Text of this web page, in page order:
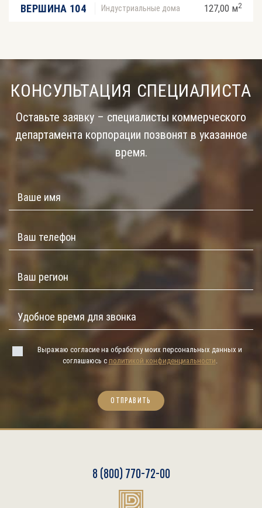
ВЕРШИНА 104 Индустриальные дома 127,00 м2
КОНСУЛЬТАЦИЯ СПЕЦИАЛИСТА
Оставьте заявку – специалисты коммерческого
департамента корпорации позвонят в указанное
время.
Выражаю согласие на обработку моих персональных данных и
соглашаюсь с политикой конфиденциальности.
ОТПРАВИТЬ
8 (800) 770-72-00